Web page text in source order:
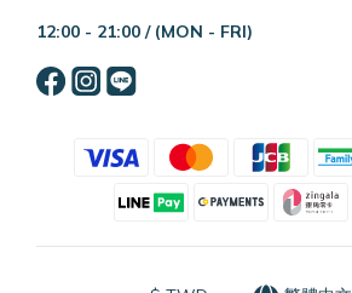
12:00 - 21:00 / (MON - FRI)